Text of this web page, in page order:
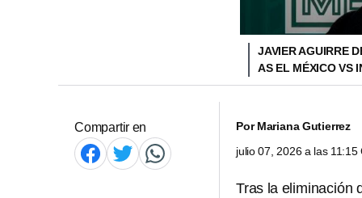
JAVIER AGUIRRE
AS EL MÉXICO VS
Compartir en PorMariana Gutierrez
julio 07, 2026 a las 11:15
Tras la eliminación